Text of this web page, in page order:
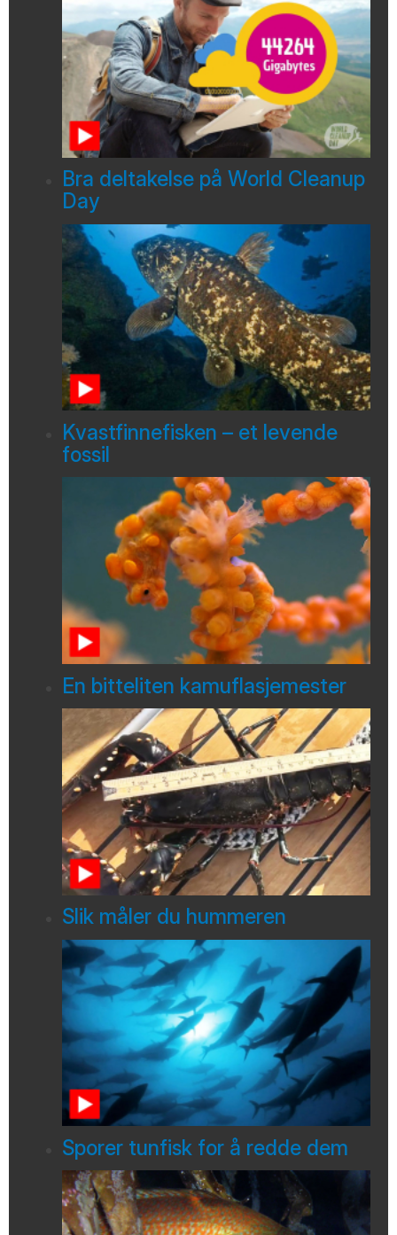
Bra deltakelse på World Cleanup
Day
Kvastfinnefisken – et levende
fossil
En bitteliten kamuflasjemester
Slik måler du hummeren
Sporer tunfisk for å redde dem